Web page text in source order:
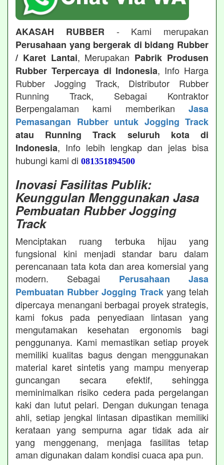
AKASAH RUBBER - Kami merupakan
Perusahaan yang bergerak di bidang Rubber
/ Karet Lantai, Merupakan Pabrik Produsen
Rubber Terpercaya di Indonesia, Info Harga
Rubber Jogging Track, Distributor Rubber
Running Track, Sebagai Kontraktor
Berpengalaman kami memberikan Jasa
Pemasangan Rubber untuk Jogging Track
atau Running Track seluruh kota di
Indonesia, Info lebih lengkap dan jelas bisa
hubungi kami di 081351894500
Inovasi Fasilitas Publik:
Keunggulan Menggunakan Jasa
Pembuatan Rubber Jogging
Track
Menciptakan ruang terbuka hijau yang
fungsional kini menjadi standar baru dalam
perencanaan tata kota dan area komersial yang
modern. Sebagai Perusahaan Jasa
Pembuatan Rubber Jogging Trackyang telah
dipercaya menangani berbagai proyek strategis,
kami fokus pada penyediaan lintasan yang
mengutamakan kesehatan ergonomis bagi
penggunanya. Kami memastikan setiap proyek
memiliki kualitas bagus dengan menggunakan
material karet sintetis yang mampu menyerap
guncangan secara efektif, sehingga
meminimalkan risiko cedera pada pergelangan
kaki dan lutut pelari. Dengan dukungan tenaga
ahli, setiap jengkal lintasan dipastikan memiliki
kerataan yang sempurna agar tidak ada air
yang menggenang, menjaga fasilitas tetap
aman digunakan dalam kondisi cuaca apa pun.